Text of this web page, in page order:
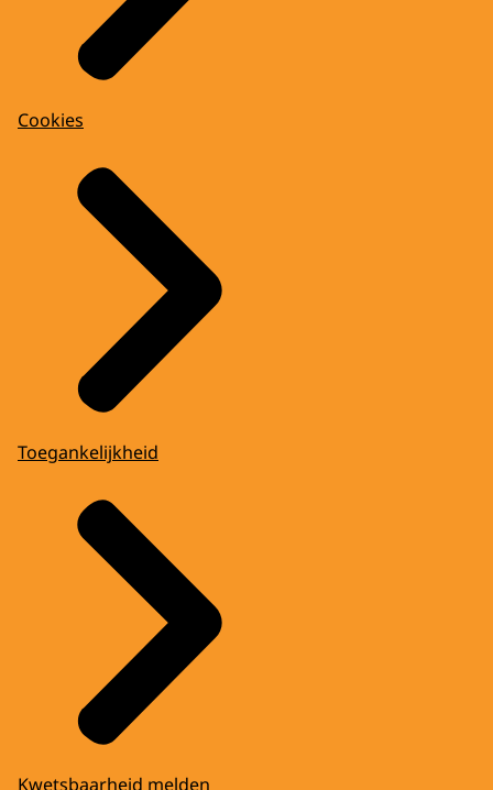
Cookies
Toegankelijkheid
Kwetsbaarheid melden